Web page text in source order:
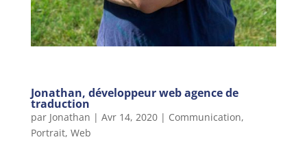
Jonathan, développeur web agence de
traduction
par Jonathan | Avr 14, 2020| Communication,
Portrait, Web